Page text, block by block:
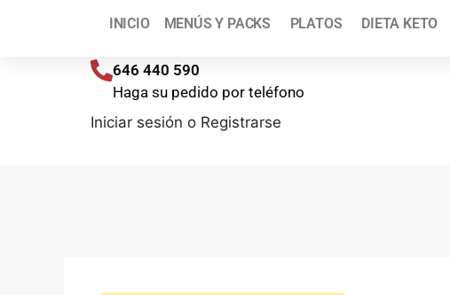
646 440 590
Haga su pedido por teléfono
Iniciar sesión o Registrarse
INICIO MENÚS Y PACKS PLATOS DIETA KETO